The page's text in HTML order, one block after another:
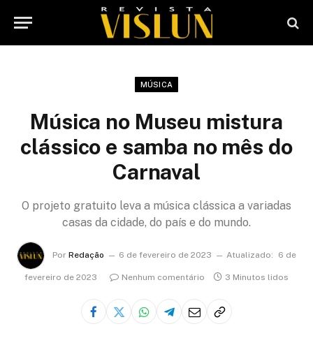
MÚSICA
Música no Museu mistura
clássico e samba no mês do
Carnaval
O projeto gratuito leva a música clássica a variadas
casas da cidade, do país e do mundo.
Por Redação 6 de fevereiro de 2023 Atualizado: 6 de
fevereiro de 2023 Nenhum comentário 3 Minutos lidos